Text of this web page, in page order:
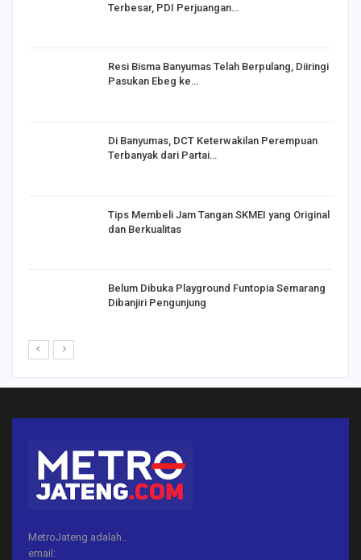
Terbesar, PDI Perjuangan…
Resi Bisma Banyumas Telah Berpulang, Diiringi
Pasukan Ebeg ke…
Di Banyumas, DCT Keterwakilan Perempuan
Terbanyak dari Partai…
Tips Membeli Jam Tangan SKMEI yang Original
dan Berkualitas
Belum Dibuka Playground Funtopia Semarang
Dibanjiri Pengunjung
MetroJateng adalah..
email: